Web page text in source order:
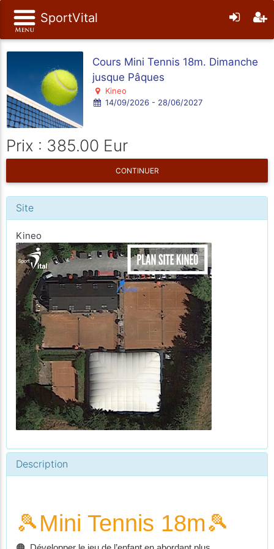
SportVital
Cours Mini Tennis 18m. Dimanche
jusque Pâques
Kineo
14/09/2026 - 28/06/2027
Prix : 385.00 Eur
CONTINUER
Site
Kineo
Description
🎾Mini Tennis 18m🎾